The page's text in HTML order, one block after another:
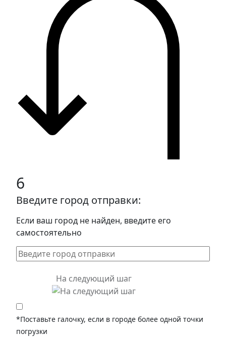
6
Введите город отправки:
Если ваш город не найден, введите его
самостоятельно
На следующий шаг
*Поставьте галочку, если в городе более одной точки
погрузки